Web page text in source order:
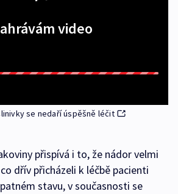
video
se nedaří úspěšně léčit
přispívá i to, že nádor velmi
dřív přicházeli k léčbě pacienti
stavu, v současnosti se